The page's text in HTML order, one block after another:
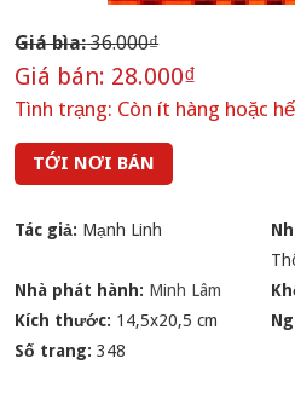
Giá bìa:36.000₫
Giá bán: 28.000₫
Tình trạng: Còn ít hàng hoặc
TỚI NƠI BÁN
Tác giả: Mạnh Linh
Nhà phát hành: Minh Lâm
Kích thước: 14,5x20,5 cm
Số trang:348